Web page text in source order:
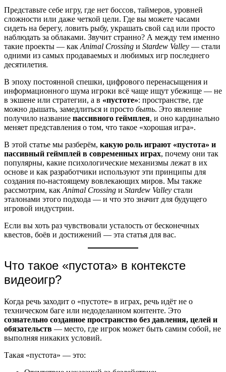
Представьте себе игру, где нет боссов, таймеров, уровней
сложности или даже четкой цели. Где вы можете часами
сидеть на берегу, ловить рыбу, украшать свой сад или просто
наблюдать за облаками. Звучит странно? А между тем именно
такие проекты — какAnimal Crossing и Stardew Valley — стали
одними из самых продаваемых и любимых игр последнего
десятилетия.
В эпоху постоянной спешки, цифрового перенасыщения и
информационного шума игроки всё чаще ищут убежище — не
в экшене или стратегии, а в «пустоте»: пространстве, где
можно дышать, замедлиться и просто быть. Это явление
получило название пассивного геймплея, и оно кардинально
меняет представления о том, что такое «хорошая игра».
В этой статье мы разберём, какую роль играют «пустота» и
пассивный геймплей в современных играх, почему они так
популярны, какие психологические механизмы лежат в их
основе и как разработчики используют эти принципы для
создания по-настоящему вовлекающих миров. Мы также
рассмотрим, какAnimal Crossing и Stardew Valley стали
эталонами этого подхода — и что это значит для будущего
игровой индустрии.
Если вы хоть раз чувствовали усталость от бесконечных
квестов, боёв и достижений — эта статья для вас.
Что такое «пустота» в контексте
видеоигр?
Когда речь заходит о «пустоте» в играх, речь идёт не о
техническом баге или недоделанном контенте. Это
сознательно созданное пространство без давления, целей и
обязательств — место, где игрок может быть самим собой, не
выполняя никаких условий.
Такая «пустота» — это: